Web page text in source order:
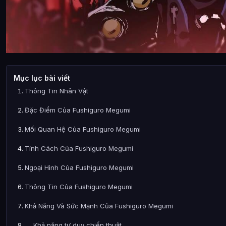
Mục lục bài viết
Thông Tin Nhân Vật
Đặc Điểm Của Fushiguro Megumi
Mối Quan Hệ Của Fushiguro Megumi
Tính Cách Của Fushiguro Megumi
Ngoại Hình Của Fushiguro Megumi
Thông Tin Của Fushiguro Megumi
Khả Năng Và Sức Mạnh Của Fushiguro Megumi